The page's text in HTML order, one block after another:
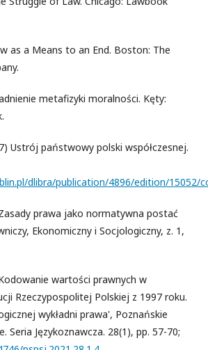
as a Means to an End. Boston: The
metafizyki moralności. Kęty:
Ustrój państwowy polski współczesnej.
dlibra/publication/4896/edition/15052/
prawa jako normatywna postać
Ekonomiczny i Socjologiczny, z. 1,
wartości prawnych w
Rzeczypospolitej Polskiej z 1997 roku.
wykładni prawa', Poznańskie
Seria Językoznawcza. 28(1), pp. 57-70;